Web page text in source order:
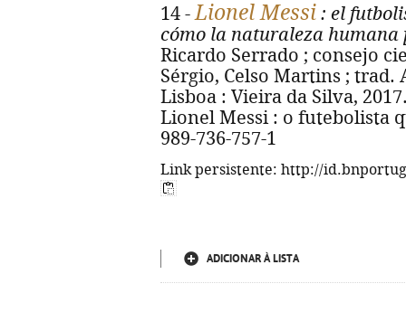
14 -Lionel Messi : el
cómo la naturaleza humana
Ricardo Serrado ; consejo
Sérgio, Celso Martins ; trad.
Lisboa : Vieira da Silva,
Lionel Messi : o futebolista
989-736-757-1
Link persistente: http://
ADICIONAR À LISTA